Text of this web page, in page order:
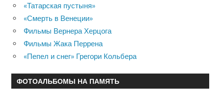
«Татарская пустыня»
«Смерть в Венеции»
Фильмы Вернера Херцога
Фильмы Жака Перрена
«Пепел и снег» Грегори Кольбера
ФОТОАЛЬБОМЫ НА ПАМЯТЬ